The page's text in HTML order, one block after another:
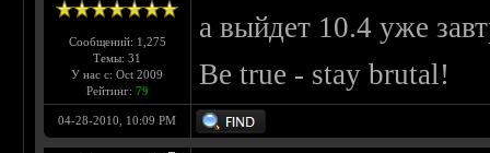
Сообщений: 1,275
Темы: 31
У нас с: Oct 2009
Рейтинг: 79
а выйдет 10.4 уже
Be true - stay brutal!
04-28-2010, 10:09 PM